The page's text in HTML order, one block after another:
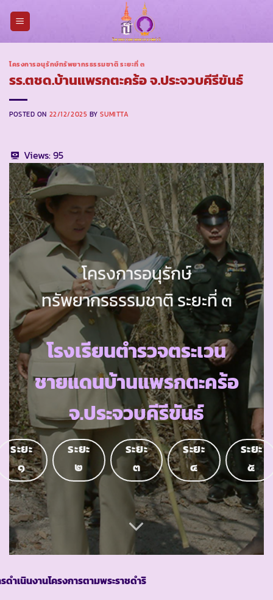
โครงการอนุรักษ์ทรัพยากรธรรมชาติ ระยะที่ ๓
รร.ตชด.บ้านแพรกตะคร้อ จ.ประจวบคีรีขันธ์
POSTED ON 22/12/2025 BYSUMITTA
Views:95
โครงการอนุรักษ์
ทรัพยากรธรรมชาติ ระยะที่ ๓
โรงเรียนตำรวจตระเวน
ชายแดนบ้านแพรกตะคร้อ
จ.ประจวบคีรีขันธ์
ระยะ
๑
ระยะ
๒
ระยะ
๓
ระยะ
๔
ระยะ
๕
ดำเนินงานโครงการตามพระราชดำริ